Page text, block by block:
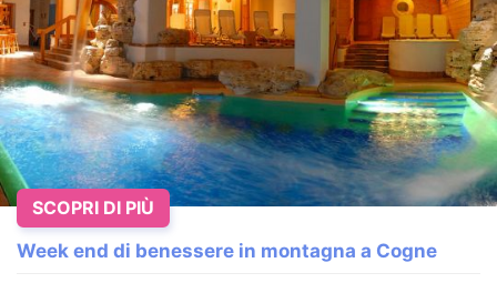
Week end di benessere in montagna a Cogne
SCOPRI DI PIÙ